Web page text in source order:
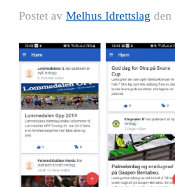
Postet av Melhus Idrettslag den